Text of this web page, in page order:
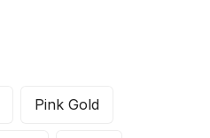
Pink Gold